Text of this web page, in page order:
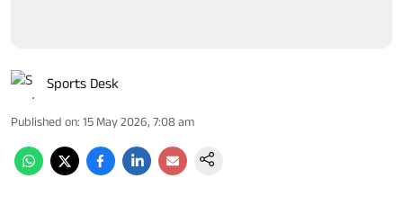
Sports Desk
Published on: 15 May 2026, 7:08 am